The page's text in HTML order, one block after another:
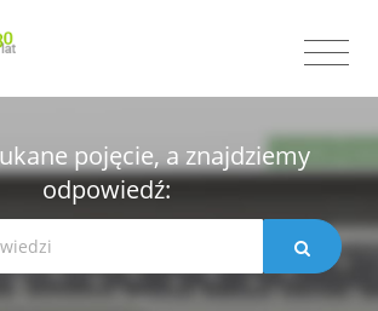
pojęcie, a znajdziemy
odpowiedź: